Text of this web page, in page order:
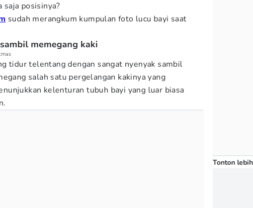
saja posisinya?
sudah merangkum kumpulan foto lucu bayi saat
memegang kaki
tidur telentang dengan sangat nyenyak sambil
salah satu pergelangan kakinya yang
kelenturan tubuh bayi yang luar biasa
Tonton